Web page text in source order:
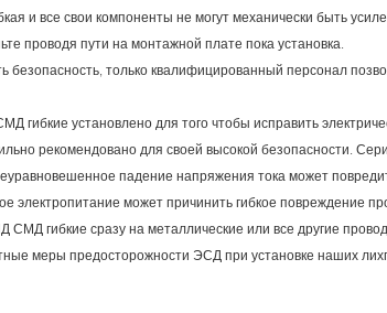
и все свои компоненты не могут механически быть
проводя пути на монтажной плате пока установка.
безопасность, только квалифицированный персонал
гибкие установлено для того чтобы исправить
рекомендовано для своей высокой безопасности.
падение напряжения тока может
электропитание может причинить гибкое повреждение
СМД гибкие сразу на металлические или все другие
меры предосторожности ЭСД при установке наших